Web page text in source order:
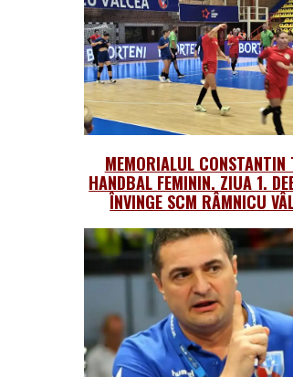
MEMORIALUL
HANDBAL FEMININ. ZIUA 1.
ÎNVINGE SCM RÂMNICU